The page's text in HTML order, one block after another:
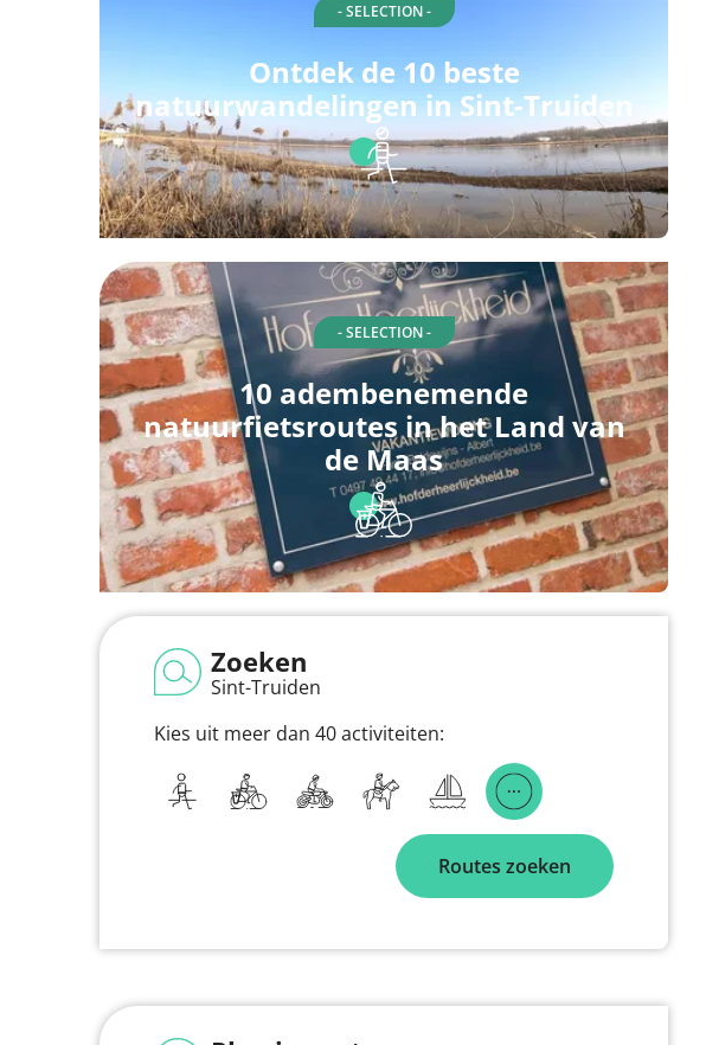
- SELECTION -
Ontdek de 10 beste
natuurwandelingen in Sint-Truiden
- SELECTION -
10 adembenemende
natuurfietsroutes in het Land van
de Maas
Zoeken
Sint-Truiden
Kies uit meer dan 40 activiteiten:
Routes zoeken